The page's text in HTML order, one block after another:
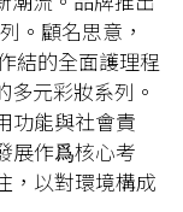
。顧名思意，
結的全面護理程
元彩妝系列。
功能與社會責
展作爲核心考
，以對環境構成